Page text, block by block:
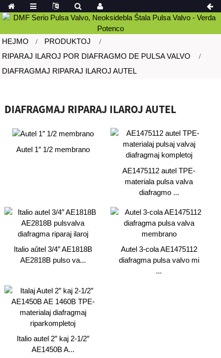
HEJMO
PRODUKTOJ
RIPARAJ ILAROJ POR DIAFRAGMO DE PULSA VALVO
DIAFRAGMAJ RIPARAJ ILAROJ AUTEL
DIAFRAGMAJ RIPARAJ ILAROJ AUTEL
Autel 1″ 1/2 membrano
AE1475112 autel TPE-
materiala pulsa valva
diafragmo ...
Italio aŭtel 3/4″ AE1818B
AE2818B pulso va...
Autel 3-cola AE1475112
diafragma pulsa valvo mi
...
Italio autel 2″ kaj 2-1/2″
AE1450B A...